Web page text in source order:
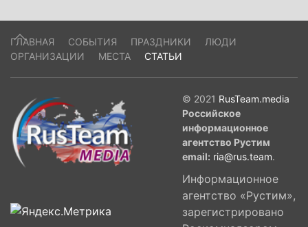
ГЛАВНАЯ СОБЫТИЯ ПРАЗДНИКИ
ЛЮДИ
ОРГАНИЗАЦИИ
МЕСТА СТАТЬИ
© 2021 RusTeam.media
Российское
информационное
агентство Рустим
email: ria@rus.team.
Информационное
агентство «Рустим»,
зарегистрировано